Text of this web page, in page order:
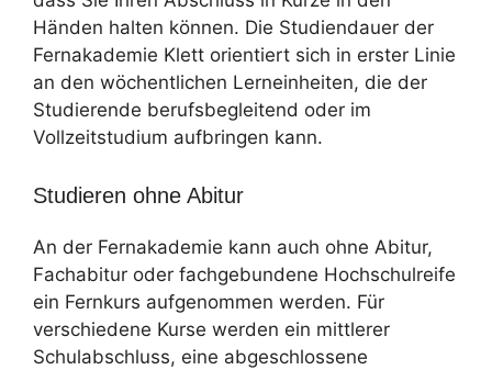
Händen halten können. Die Studiendauer der
Fernakademie Klett orientiert sich in erster Linie
an den wöchentlichen Lerneinheiten, die der
Studierende berufsbegleitend oder im
Vollzeitstudium aufbringen kann.
Studieren ohne Abitur
An der Fernakademie kann auch ohne Abitur,
Fachabitur oder fachgebundene Hochschulreife
ein Fernkurs aufgenommen werden. Für
verschiedene Kurse werden ein mittlerer
Schulabschluss, eine abgeschlossene